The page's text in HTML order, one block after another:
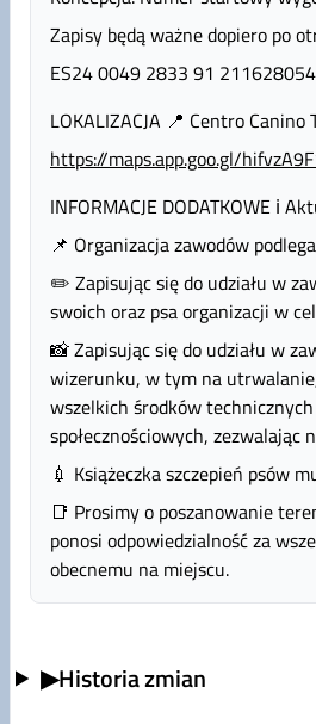
Zapisy będą ważne dopiero po
ES24 0049 2833 91
LOKALIZACJA 📍 Centro
https://maps.app.goo.gl/
INFORMACJE DODATKOWE ℹ️
📌 Organizacja zawodów
✏️ Zapisując się do udziału w
swoich oraz psa organizacji w
📸 Zapisując się do udziału w
wizerunku, w tym na
wszelkich środków
społecznościowych,
💉 Książeczka szczepień psów
📑 Prosimy o poszanowanie
ponosi odpowiedzialność za
obecnemu na miejscu.
▶Historia zmian